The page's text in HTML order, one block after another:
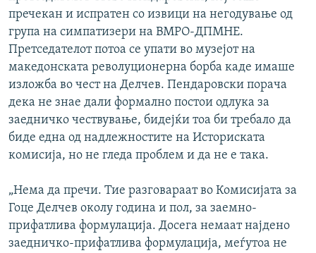
пречекан и испратен со извици на негодување од
група на симпатизери на ВМРО-ДПМНЕ.
Претседателот потоа се упати во музејот на
македонската револуционерна борба каде имаше
изложба во чест на Делчев. Пендаровски порача
дека не знае дали формално постои одлука за
заедничко чествување, бидејќи тоа би требало да
биде една од надлежностите на Историската
комисија, но не гледа проблем и да не е така.
„Нема да пречи. Тие разговараат во Комисијата за
Гоце Делчев околу година и пол, за заемно-
прифатлива формулација. Досега немаат најдено
заедничко-прифатлива формулација, меѓутоа не